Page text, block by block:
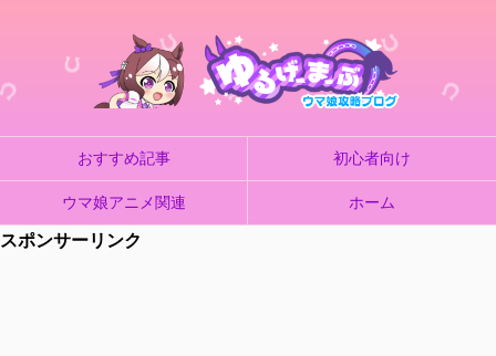
おすすめ記事 初心者向け
ウマ娘アニメ関連 ホーム
スポンサーリンク